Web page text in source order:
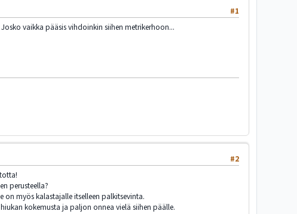
#1
vaikka pääsis vihdoinkin siihen metrikerhoon...
#2
perusteella?
myös kalastajalle itselleen palkitsevinta.
kokemusta ja paljon onnea vielä siihen päälle.